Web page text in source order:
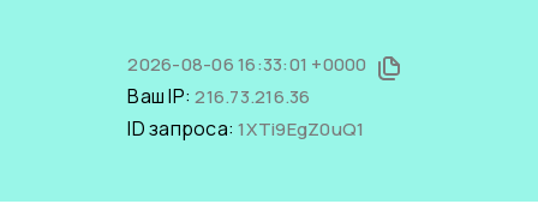
2026-08-06 16:33:01 +0000
Ваш IP:216.73.216.36
ID запроса:1XTi9EgZ0uQ1